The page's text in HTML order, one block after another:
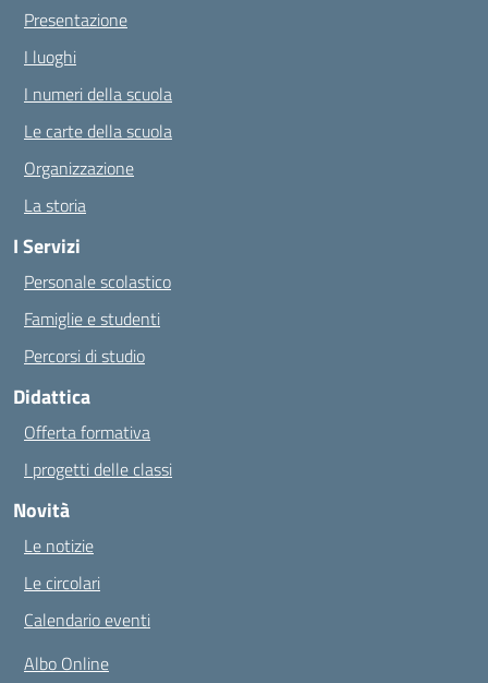
Presentazione
I luoghi
I numeri della scuola
Le carte della scuola
Organizzazione
La storia
I Servizi
Personale scolastico
Famiglie e studenti
Percorsi di studio
Didattica
Offerta formativa
I progetti delle classi
Novità
Le notizie
Le circolari
Calendario eventi
Albo Online